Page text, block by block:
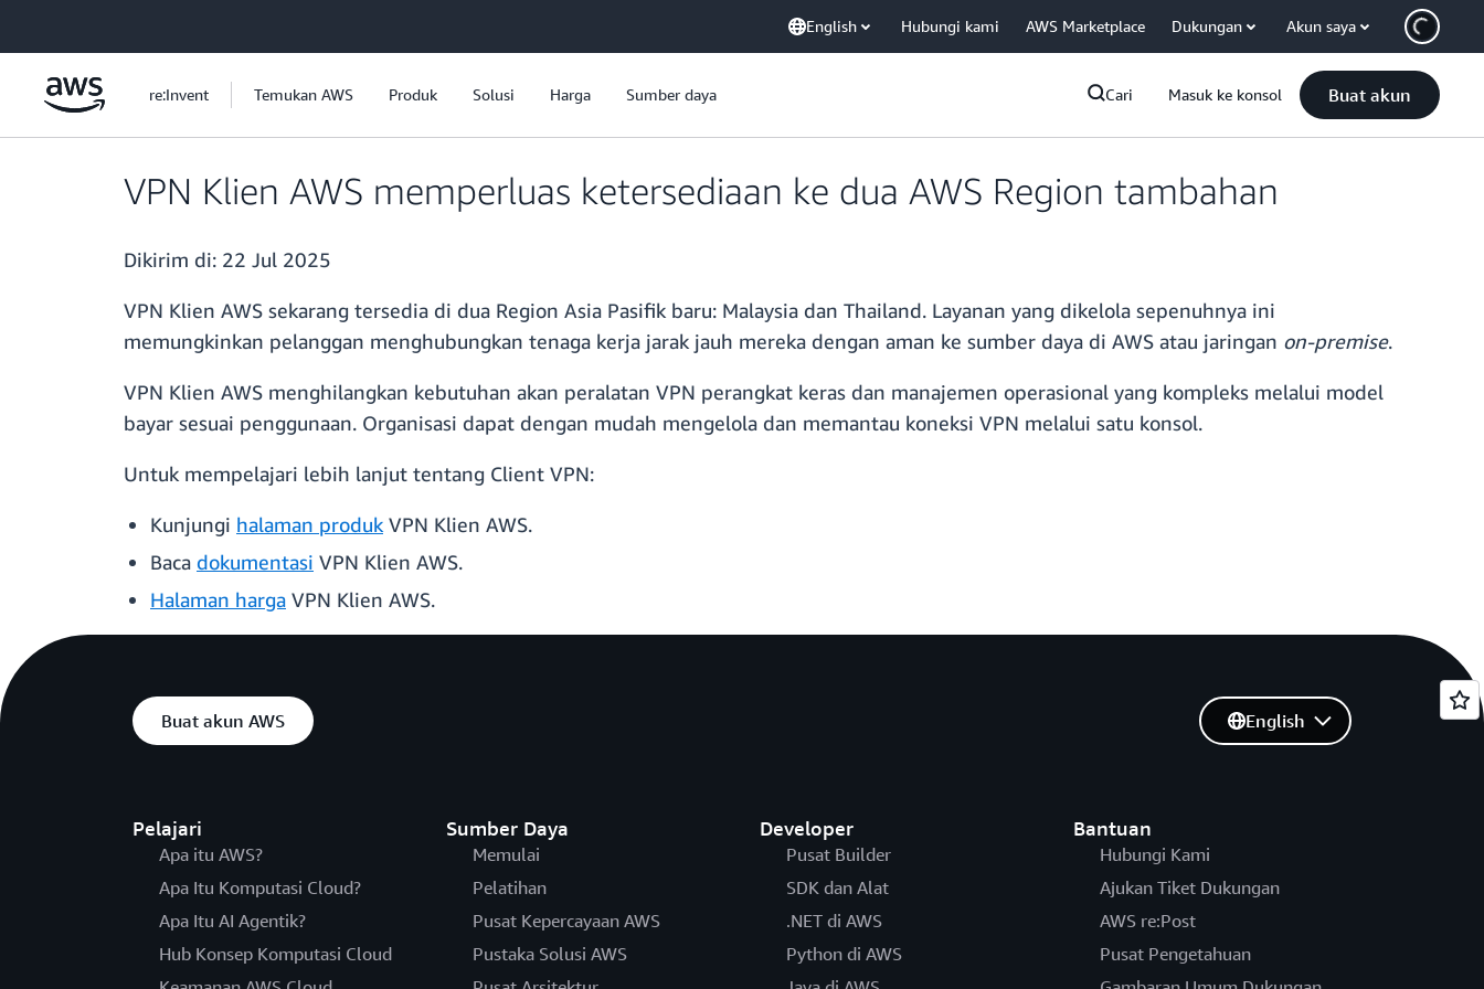
English Hubungi kami AWS Marketplace Dukungan Akun saya
re:Invent Temukan AWS Produk Solusi Harga Sumber daya Cari Masuk ke konsol Buat akun
VPN Klien AWS memperluas ketersediaan ke dua AWS Region tambahan
Dikirim di: 22 Jul 2025
VPN Klien AWS sekarang tersedia di dua Region Asia Pasifik baru: Malaysia dan Thailand. Layanan yang dikelola sepenuhnya ini
memungkinkan pelanggan menghubungkan tenaga kerja jarak jauh mereka dengan aman ke sumber daya di AWS atau jaringan on-premise.
VPN Klien AWS menghilangkan kebutuhan akan peralatan VPN perangkat keras dan manajemen operasional yang kompleks melalui model
bayar sesuai penggunaan. Organisasi dapat dengan mudah mengelola dan memantau koneksi VPN melalui satu konsol.
Untuk mempelajari lebih lanjut tentang Client VPN:
Kunjungi halaman produk VPN Klien AWS.
Baca dokumentasi VPN Klien AWS.
Halaman harga VPN Klien AWS.
Buat akun AWS
Pelajari
Apa itu AWS?
Apa Itu Komputasi Cloud?
Apa Itu AI Agentik?
Hub Konsep Komputasi Cloud
Sumber Daya
Memulai
Pelatihan
Pusat Kepercayaan AWS
Pustaka Solusi AWS
Developer
Pusat Builder
SDK dan Alat
.NET di AWS
Python di AWS
Bantuan
Hubungi Kami
Ajukan Tiket Dukungan
AWS re:Post
Pusat Pengetahuan
English